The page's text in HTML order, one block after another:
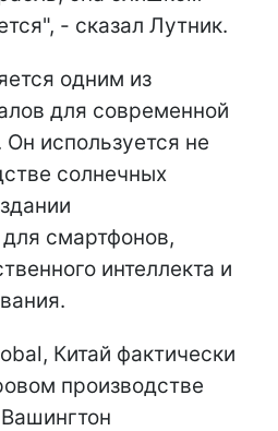
- сказал Лутник.
одним из
для современной
используется не
солнечных
смартфонов,
интеллекта и
Китай фактически
производстве